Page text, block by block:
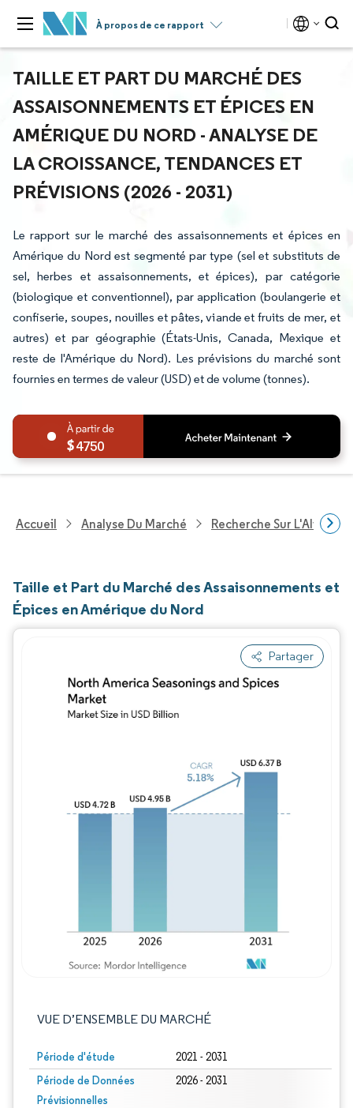
À propos de ce rapport
TAILLE ET PART DU MARCHÉ DES
ASSAISONNEMENTS ET ÉPICES EN
AMÉRIQUE DU NORD - ANALYSE DE
LA CROISSANCE, TENDANCES ET
PRÉVISIONS (2026 - 2031)
Le rapport sur le marché des assaisonnements et épices en
Amérique du Nord est segmenté par type (sel et substituts de
sel, herbes et assaisonnements, et épices), par catégorie
(biologique et conventionnel), par application (boulangerie et
confiserie, soupes, nouilles et pâtes, viande et fruits de mer, et
autres) et par géographie (États-Unis, Canada, Mexique et
reste de l'Amérique du Nord). Les prévisions du marché sont
fournies en termes de valeur (USD) et de volume (tonnes).
4750
Accueil Analyse Du Marché Recherche Sur
Taille et Part du Marché des Assaisonnements et
Épices en Amérique du Nord
Partager
VUE D’ENSEMBLE DU MARCHÉ
Période d'étude 2021 - 2031
Période de Données
Prévisionnelles
2026 - 2031